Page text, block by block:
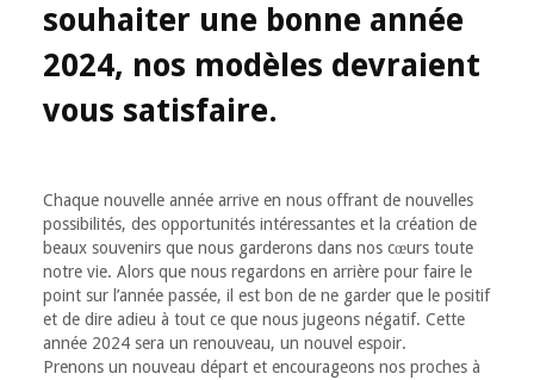
souhaiter une bonne année
2024, nos modèles devraient
vous satisfaire.
Chaque nouvelle année arrive en nous offrant de nouvelles
possibilités, des opportunités intéressantes et la création de
beaux souvenirs que nous garderons dans nos cœurs toute
notre vie. Alors que nous regardons en arrière pour faire le
point sur l’année passée, il est bon de ne garder que le positif
et de dire adieu à tout ce que nous jugeons négatif. Cette
année 2024 sera un renouveau, un nouvel espoir.
Prenons un nouveau départ et encourageons nos proches à